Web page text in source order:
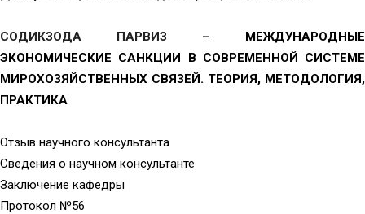
СОДИКЗОДА ПАРВИЗ – МЕЖДУНАРОДНЫЕ
ЭКОНОМИЧЕСКИЕ САНКЦИИ В СОВРЕМЕННОЙ СИСТЕМЕ
МИРОХОЗЯЙСТВЕННЫХ СВЯЗЕЙ. ТЕОРИЯ, МЕТОДОЛОГИЯ,
ПРАКТИКА
Отзыв научного консультанта
Сведения о научном консультанте
Заключение кафедры
Протокол №56